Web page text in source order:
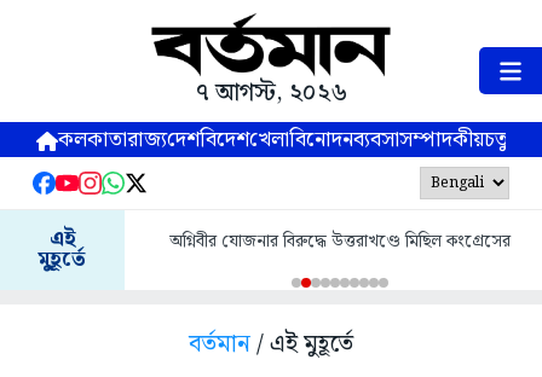
৭ আগস্ট, ২০২৬
কলকাতারাজ্যদেশবিদেশখেলাবিনোদনব্যবসাসম্পাদকীয়
এই
মুহূর্তে
অগ্নিবীর যোজনার বিরুদ্ধে উত্তরাখণ্ডে মিছিল কংগ্রেসের
বর্তমান/ এই মুহূর্তে